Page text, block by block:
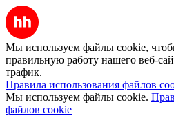
Мы используем файлы cookie,
правильную работу нашего веб-
трафик.
Правила использования файлов
Мы используем файлы cookie.
файлов cookie